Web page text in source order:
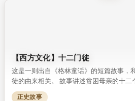
【西方文化】十二门徒
这是一则出自《格林童话》的短篇故事，
徒的由来相关。 故事讲述贫困母亲的十二
使引入山洞沉睡三百年，最终得偿所愿和
正史故事